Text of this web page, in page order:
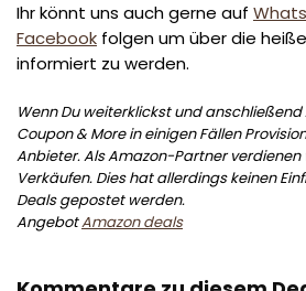
Ihr könnt uns auch gerne auf
Facebook folgen um über die
informiert zu werden.
Wenn Du weiterklickst und
Coupon & More in einigen Fällen
Anbieter. Als Amazon-Partner
Verkäufen. Dies hat allerdings keinen
Deals gepostet werden.
AngebotAmazon deals